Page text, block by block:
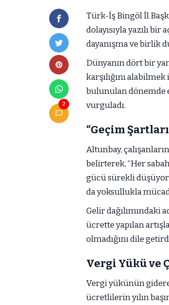
2
Türk-İş Bingöl İl
dolayısıyla yazılı bir
dayanışma ve birlik
Dünyanın dört bir
karşılığını
bulunulan dönemde
vurguladı.
“Geçim
Altunbay,
belirterek, “Her
gücü sürekli
da yoksullukla
Gelir dağılımındaki
ücrette yapılan
olmadığını dile
Vergi Yükü ve
Vergi yükünün
ücretlilerin yılın